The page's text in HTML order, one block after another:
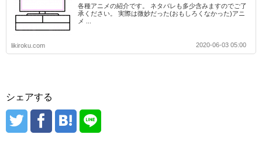
各種アニメの紹介です。 ネタバレも多少含みますのでご了
承ください。 実際は微妙だった(おもしろくなかった)アニ
メ ...
likiroku.com 2020-06-03 05:00
シェアする